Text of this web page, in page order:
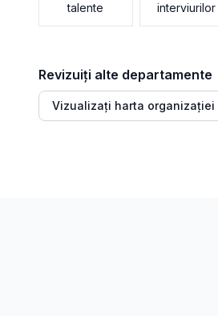
talente
interviurilor
Revizuiți alte departamente
Vizualizați harta organizației